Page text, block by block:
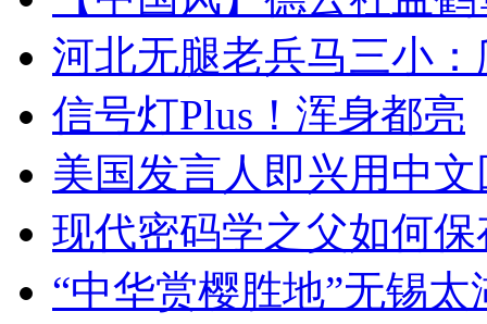
河北无腿老兵马三小
信号灯Plus！浑身都亮
美国发言人即兴用中
现代密码学之父如何
“中华赏樱胜地”无锡